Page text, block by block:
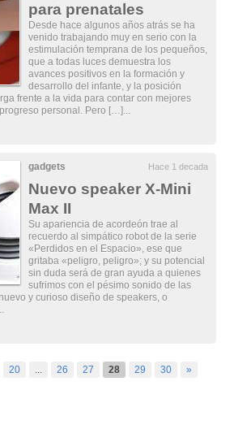
para prenatales
Desde hace algunos años atrás se ha
venido trabajando muy en serio con la
estimulación temprana de los pequeños,
que a todas luces demuestra los
avances positivos en la formación y
desarrollo del infante, y la posición
frente a la vida para contar con mejores
personal. Pero […]...
gadgets Hace 1 decada
Nuevo speaker X-Mini
Max II
Su apariencia de acordeón trae al
recuerdo al simpático robot de la serie
«Perdidos en el Espacio», ese que
gritaba «peligro, peligro»; y su potencial
sin duda será de gran ayuda a quienes
sufrimos con el pésimo sonido de las
y curioso diseño de speakers, o
20 ... 26 27 28 29 30 »